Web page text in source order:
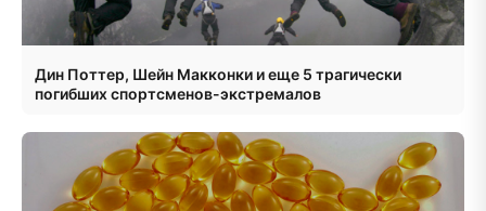
Дин Поттер, Шейн Макконки и еще 5 трагически
погибших спортсменов-экстремалов